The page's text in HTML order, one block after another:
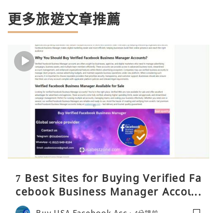
更多旅遊文章推薦
7 Best Sites for Buying Verified Fa
cebook Business Manager Accoun
ts 2026 – Full Reality Guide